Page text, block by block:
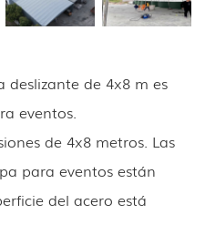
deslizante de 4x8 m es
eventos.
de 4x8 metros. Las
para eventos están
del acero está